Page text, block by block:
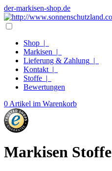
der-markisen-shop.de
Shop |
Markisen |
Lieferung & Zahlung |
Kontakt |
Stoffe |
Bewertungen
0 Artikel im Warenkorb
Markisen Stoffe